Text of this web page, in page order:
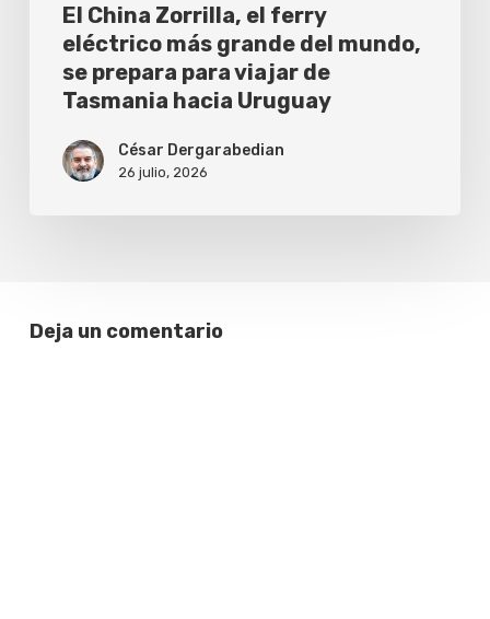
prepara
para
viajar
Tasmania
El China Zorrilla, el ferry
eléctrico más grande del mundo,
se prepara para viajar de
Tasmania hacia Uruguay
César Dergarabedian
26 julio, 2026
Deja un comentario